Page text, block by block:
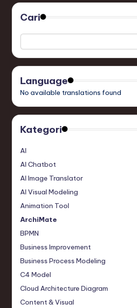
r
e
n
d
in
S
f
t
w
a
r
e
,
T
e
c
h
Cari
Language
No available translations found
Kategori
AI
AI Chatbot
AI Image Translator
AI Visual Modeling
Animation Tool
ArchiMate
BPMN
Business Improvement
Business Process Modeling
C4 Model
Cloud Architecture Diagram
Content & Visual